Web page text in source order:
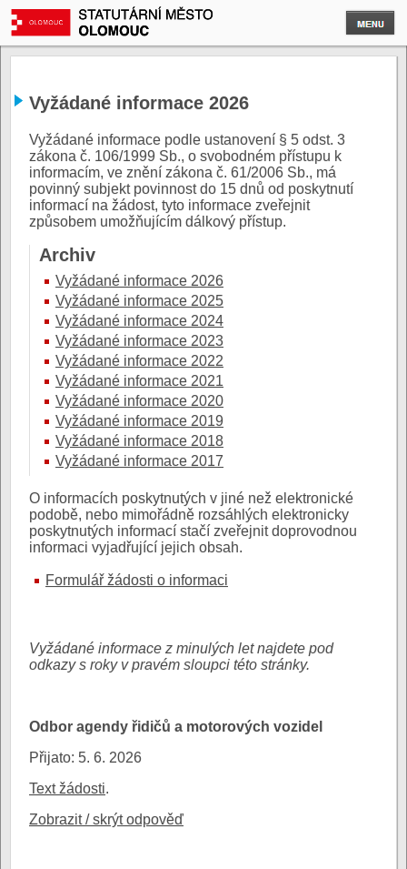
Vyžádané informace 2026
Vyžádané informace podle ustanovení § 5 odst. 3
zákona č. 106/1999 Sb., o svobodném přístupu k
informacím, ve znění zákona č. 61/2006 Sb., má
povinný subjekt povinnost do 15 dnů od poskytnutí
informací na žádost, tyto informace zveřejnit
způsobem umožňujícím dálkový přístup.
Archiv
Vyžádané informace 2026
Vyžádané informace 2025
Vyžádané informace 2024
Vyžádané informace 2023
Vyžádané informace 2022
Vyžádané informace 2021
Vyžádané informace 2020
Vyžádané informace 2019
Vyžádané informace 2018
Vyžádané informace 2017
O informacích poskytnutých v jiné než elektronické
podobě, nebo mimořádně rozsáhlých elektronicky
poskytnutých informací stačí zveřejnit doprovodnou
informaci vyjadřující jejich obsah.
Formulář žádosti o informaci
Vyžádané informace z minulých let najdete pod
odkazy s roky v pravém sloupci této stránky.
Odbor agendy řidičů a motorových vozidel
Přijato: 5. 6. 2026
Text žádosti.
Zobrazit / skrýt odpověď